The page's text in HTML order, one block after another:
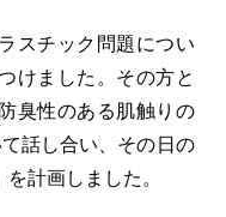
スチック問題につい
けました。その方と
臭性のある肌触りの
話し合い、その日の
計画しました。